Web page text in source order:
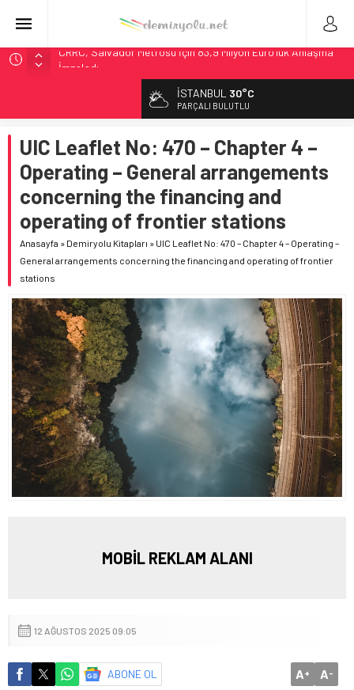
CRRC, Salvador Metrosu İçin 83,9 Milyon Euro’luk Anlaşma
İmzaladı
Sinyalizasyon Anlaşması
Stadler, Austin’e 21 CITYLINK Hafif Raylı Aracı Tedarik
9,9 Milyar Dolarlık Mor Hat’ta Tel Testleri Başladı
Utah’ta 31 Milyon Dolarlık Proje Trafik Çilesini Bitiriyor
İSTANBUL 30°C
PARÇALI BULUTLU
UIC Leaflet No: 470 – Chapter 4 –
Operating – General arrangements
concerning the financing and
operating of frontier stations
Anasayfa » Demiryolu Kitapları » UIC Leaflet No: 470 – Chapter 4 – Operating –
General arrangements concerning the financing and operating of frontier
stations
MOBİL REKLAM ALANI
12 AĞUSTOS 2025 09:05
ABONE OL A+ A-